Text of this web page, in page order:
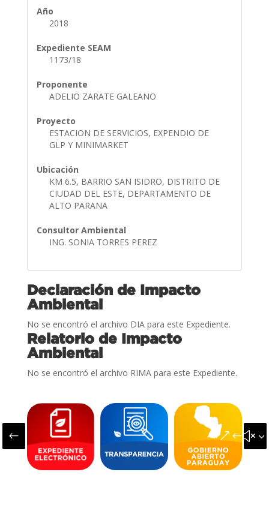
Año
2018
Expediente SEAM
1173/18
Proponente
ADELIO ZARATE GALEANO
Proyecto
ESTACION DE SERVICIOS, EXPENDIO DE
GLP Y MINIMARKET
Ubicación
KM 6.5, BARRIO SAN ISIDRO, DISTRITO DE
CIUDAD DEL ESTE, DEPARTAMENTO DE
ALTO PARANA
Consultor Ambiental
ING. SONIA TORRES PEREZ
Declaración de Impacto
Ambiental
No se encontró el archivo DIA para este Expediente.
Relatorio de Impacto
Ambiental
No se encontró el archivo RIMA para este Expediente.
#